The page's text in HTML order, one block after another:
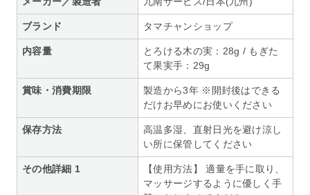
ブランド タマチャンショップ
内容量
とろける木の実：28g / もぎた
て果実手：29g
賞味・消費期限
製造から3年 ※開封後はできる
だけお早めにお使いください
保存方法
高温多湿、直射日光を避け涼し
い所に保管してください
その他詳細 1
【使用方法】 適量を手に取り、
マッサージするように優しく手